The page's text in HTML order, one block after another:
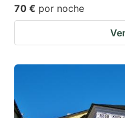
70 € por noche